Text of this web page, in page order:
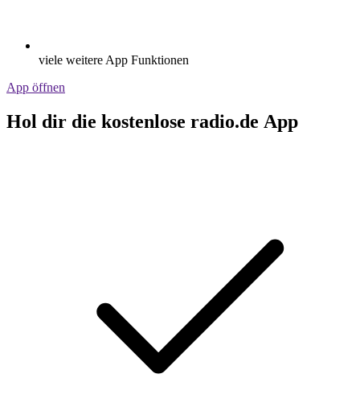
viele weitere App Funktionen
App öffnen
Hol dir die kostenlose radio.de App